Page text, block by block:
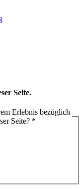
Seite.
Erlebnis bezüglich
Seite? *